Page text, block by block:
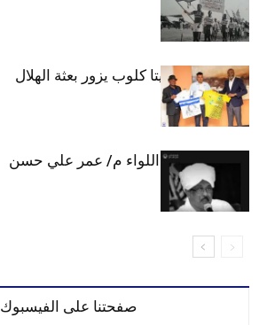
وفد رفيع من فيتا كلوب يزور بعثة الهلال
الهلال يحتسب اللواء م/ عمر علي حسن
صفحتنا على الفيسبوك